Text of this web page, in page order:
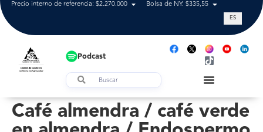
Precio interno de referencia: $2.270.000 Bolsa de NY: $335,55 Tasa de
ES
Podcast
Café almendra / café verde